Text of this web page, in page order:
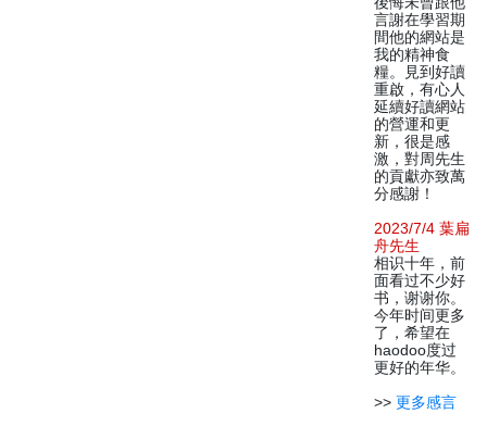
言謝在學習期
間他的網站是
我的精神食
糧。見到好讀
重啟，有心人
延續好讀網站
的營運和更
新，很是感
激，對周先生
的貢獻亦致萬
分感謝！
2023/7/4 葉扁
舟先生
相识十年，前
面看过不少好
书，谢谢你。
今年时间更多
了，希望在
haodoo度过
更好的年华。
>> 更多感言